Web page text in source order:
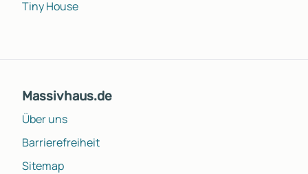
Tiny House
Massivhaus.de
Über uns
Barrierefreiheit
Sitemap